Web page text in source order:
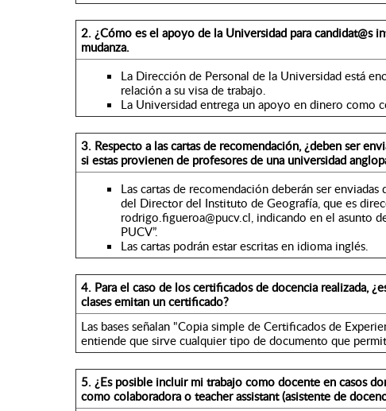
2. ¿Cómo es el apoyo de la Universidad para candidat@s
mudanza.
La Dirección de Personal de la Universidad está
relación a su visa de trabajo.
La Universidad entrega un apoyo en dinero como
3. Respecto a las cartas de recomendación, ¿deben ser
si estas provienen de profesores de una universidad
Las cartas de recomendación deberán ser
del Director del Instituto de Geografía, que es
rodrigo.figueroa@pucv.cl, indicando en el asunto
PUCV”.
Las cartas podrán estar escritas en idioma inglés.
4. Para el caso de los certificados de docencia realizada,
clases emitan un certificado?
Las bases señalan "Copia simple de Certificados de
entiende que sirve cualquier tipo de documento que
5. ¿Es posible incluir mi trabajo como docente en casos
como colaboradora o teacher assistant(asistente de